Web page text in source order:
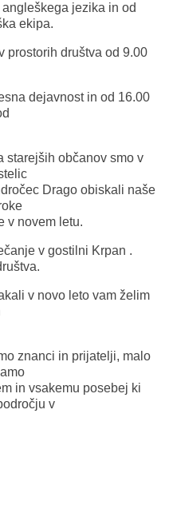
jezika in od
ekipa.
prostorih društva od 9.00
dejavnost in od 16.00
starejših občanov smo v
Drago obiskali naše
v novem letu.
v gostilni Krpan .
v novo leto vam želim
znanci in prijatelji, malo
in vsakemu posebej ki
v